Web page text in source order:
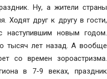
Ну, а жители страны
Ходят друг к другу в гости,
наступившим новым годом.
тысяч лет назад. А вообще
со времен зороастризма.
в 7-9 веках, праздник